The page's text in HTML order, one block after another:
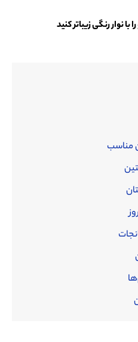
با نوار رنگی زیباتر کنید
مناسب